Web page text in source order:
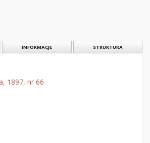
INFORMACJE STRUKTURA
1897, nr 66